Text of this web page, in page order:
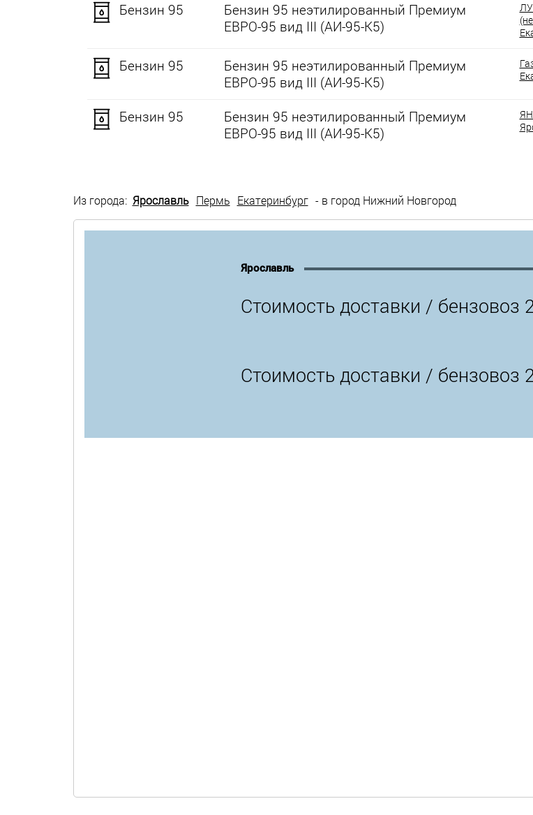
Бензин 95
Бензин 95 неэтилированный Премиум
ЕВРО-95 вид III (АИ-95-К5)
Бензин 95
Бензин 95 неэтилированный Премиум
ЕВРО-95 вид III (АИ-95-К5)
Бензин 95
Бензин 95 неэтилированный Премиум
ЕВРО-95 вид III (АИ-95-К5)
Из города: Ярославль Пермь Екатеринбург - в город Нижний Новгород
Ярославль
Стоимость доставки / бензовоз
Стоимость доставки / бензовоз